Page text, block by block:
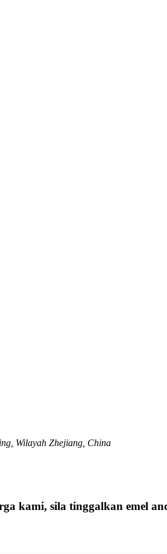
Wilayah Zhejiang, China
kami, sila tinggalkan emel